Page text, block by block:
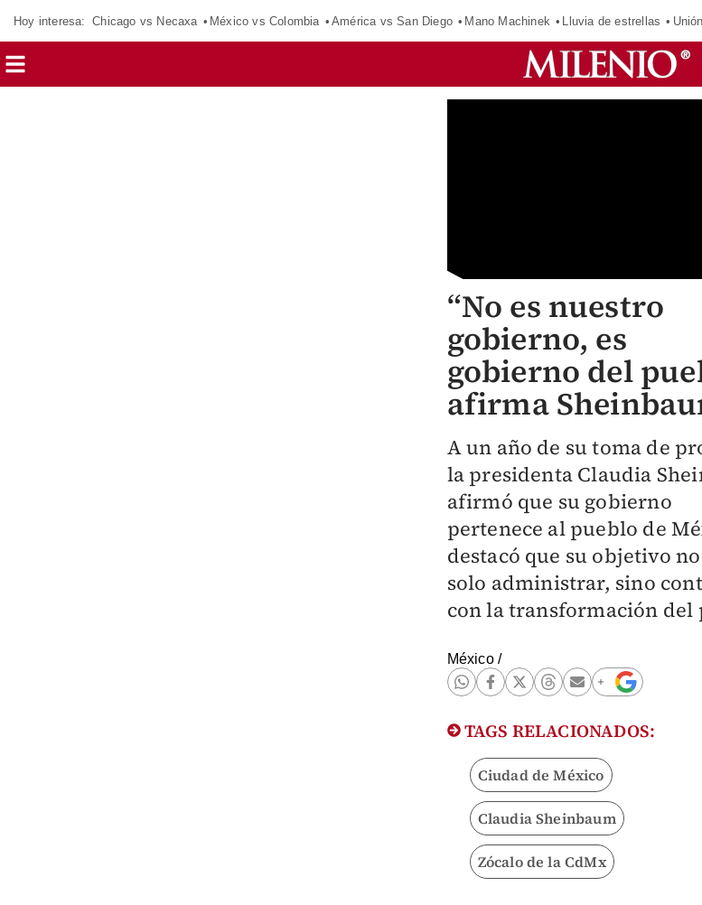
Hoy interesa: Chicago vs Necaxa México vs Colombia América vs San Diego Mano Machinek Lluvia de estrellas
“No es nuestro
gobierno, es
gobierno del
afirma
A un año de su toma de
la presidenta Claudia
afirmó que su gobierno
pertenece al pueblo de
destacó que su objetivo
solo administrar, sino
con la transformación del
México/
TAGS RELACIONADOS:
Ciudad de México
Claudia Sheinbaum
Zócalo de la CdMx